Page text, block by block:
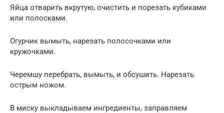
Яйца отварить вкрутую, очистить и порезать кубиками
или полосками.
Огурчик вымыть, нарезать полосочками или
кружочками.
Черемшу перебрать, вымыть, и обсушить. Нарезать
острым ножом.
В миску выкладываем ингредиенты, заправляем